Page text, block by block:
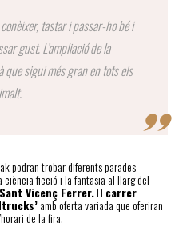
tastar i passar-ho bé i
gust. L’ampliació de la
sigui més gran en tots els
podran trobar diferents parades
ciència ficció i la fantasia al llarg del
Vicenç Ferrer.El carrer
amb oferta variada que oferiran
de la fira.